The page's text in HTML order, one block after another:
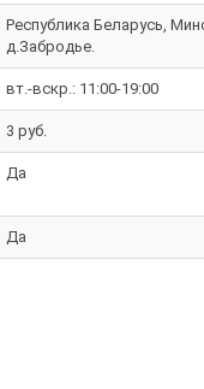
Республика Беларусь,
д.Забродье.
вт.-вскр.: 11:00-19:00
3 руб.
Да
Да